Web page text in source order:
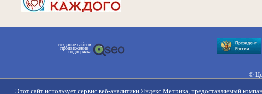
создание сайтов
продвижение
поддержка
©
Этот сайт использует сервис веб-аналитики Яндекс Метрика, предоставляемый